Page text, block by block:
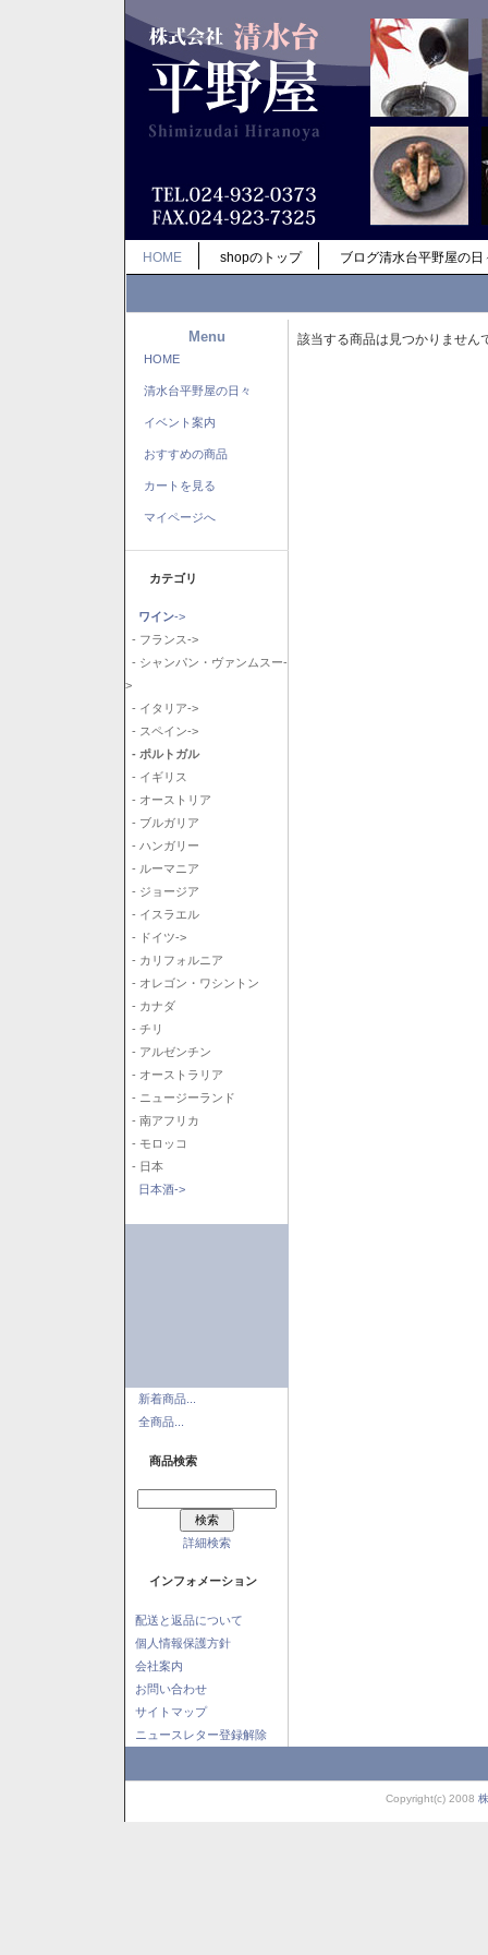
HOME shopのトップ ブログ清水台平野屋の日
Menu
HOME
清水台平野屋の日々
イベント案内
おすすめの商品
カートを見る
マイページへ
カテゴリ
ワイン->
- フランス->
- シャンパン・ヴァンムスー-
>
- イタリア->
- スペイン->
- ポルトガル
- イギリス
- オーストリア
- ブルガリア
- ハンガリー
- ルーマニア
- ジョージア
- イスラエル
- ドイツ->
- カリフォルニア
- オレゴン・ワシントン
- カナダ
- チリ
- アルゼンチン
- オーストラリア
- ニュージーランド
- 南アフリカ
- モロッコ
- 日本
日本酒->
新着商品...
全商品...
商品検索
詳細検索
インフォメーション
配送と返品について
個人情報保護方針
会社案内
お問い合わせ
サイトマップ
ニュースレター登録解除
該当する商品は見つかりません
Copyright(c) 2008